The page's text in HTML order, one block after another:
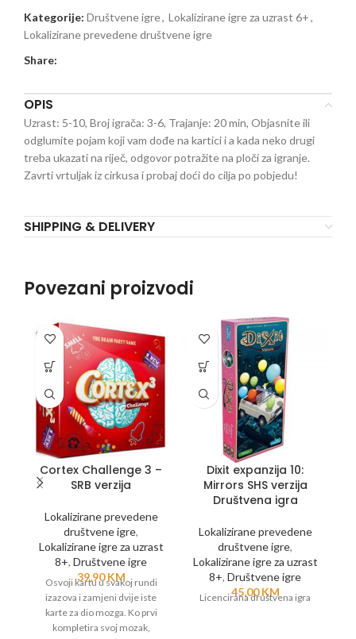
Kategorije: Društvene igre, Lokalizirane igre za uzrast 6+,
Lokalizirane prevedene društvene igre
Share:
OPIS
Uzrast: 5-10, Broj igrača: 3-6, Trajanje: 20 min, Objasnite ili
odglumite pojam koji vam dođe na kartici i a kada neko drugi
treba ukazati na riječ, odgovor potražite na ploči za igranje.
Zavrti vrtuljak iz cirkusa i probaj doći do cilja po pobjedu!
SHIPPING & DELIVERY
Povezani proizvodi
Cortex Challenge 3 –
SRB verzija
Lokalizirane prevedene
društvene igre,
Lokalizirane igre za uzrast
8+, Društvene igre
39,90KM
Osvoji kartu u svakoj rundi
izazova i zamjeni dvije iste
karte za dio mozga. Ko prvi
kompletira svoj mozak,
Dixit expanzija 10:
Mirrors SHS verzija
Društvena igra
Lokalizirane prevedene
društvene igre,
Lokalizirane igre za uzrast
8+, Društvene igre
45,00KM
Licencirana društvena igra